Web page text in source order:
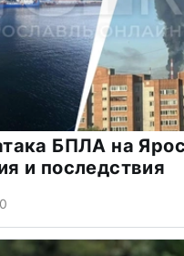
БПЛА на
и последствия
0